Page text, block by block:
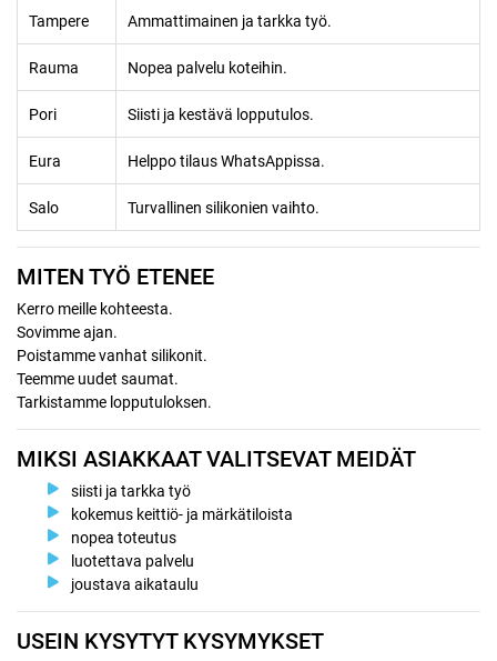
Tampere Ammattimainen ja tarkka työ.
Rauma Nopea palvelu koteihin.
Pori Siisti ja kestävä lopputulos.
Eura Helppo tilaus WhatsAppissa.
Salo Turvallinen silikonien vaihto.
MITEN TYÖ ETENEE
Kerro meille kohteesta.
Sovimme ajan.
Poistamme vanhat silikonit.
Teemme uudet saumat.
Tarkistamme lopputuloksen.
MIKSI ASIAKKAAT VALITSEVAT MEIDÄT
siisti ja tarkka työ
kokemus keittiö- ja märkätiloista
nopea toteutus
luotettava palvelu
joustava aikataulu
USEIN KYSYTYT KYSYMYKSET